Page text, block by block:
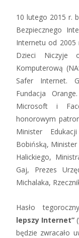
10 lutego 2015 r.
Bezpiecznego
Internetu od 2005
Dzieci Niczyje
Komputerową
Safer Internet.
Fundacja
Microsoft i
honorowym
Minister
Bobińską, Minister
Halickiego,
Gaj, Prezes
Michalaka,
Hasło
lepszy Internet”
będzie zwracało